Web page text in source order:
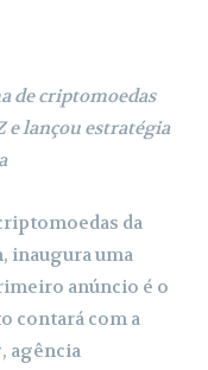
de criptomoedas
e lançou estratégia
da
inaugura uma
anúncio é o
contará com a
agência